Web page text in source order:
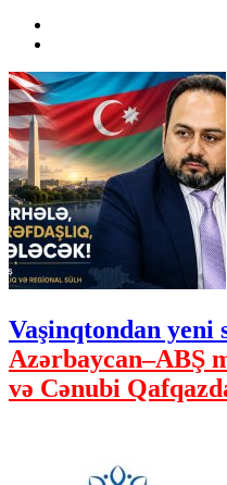
Vaşinqtondan yeni
Azərbaycan–ABŞ
və Cənubi